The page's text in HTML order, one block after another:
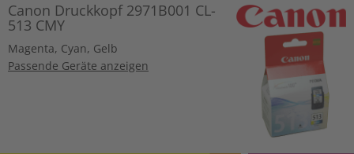
Canon Druckkopf 2971B001 CL-
513 CMY
Magenta, Cyan, Gelb
Passende Geräte anzeigen